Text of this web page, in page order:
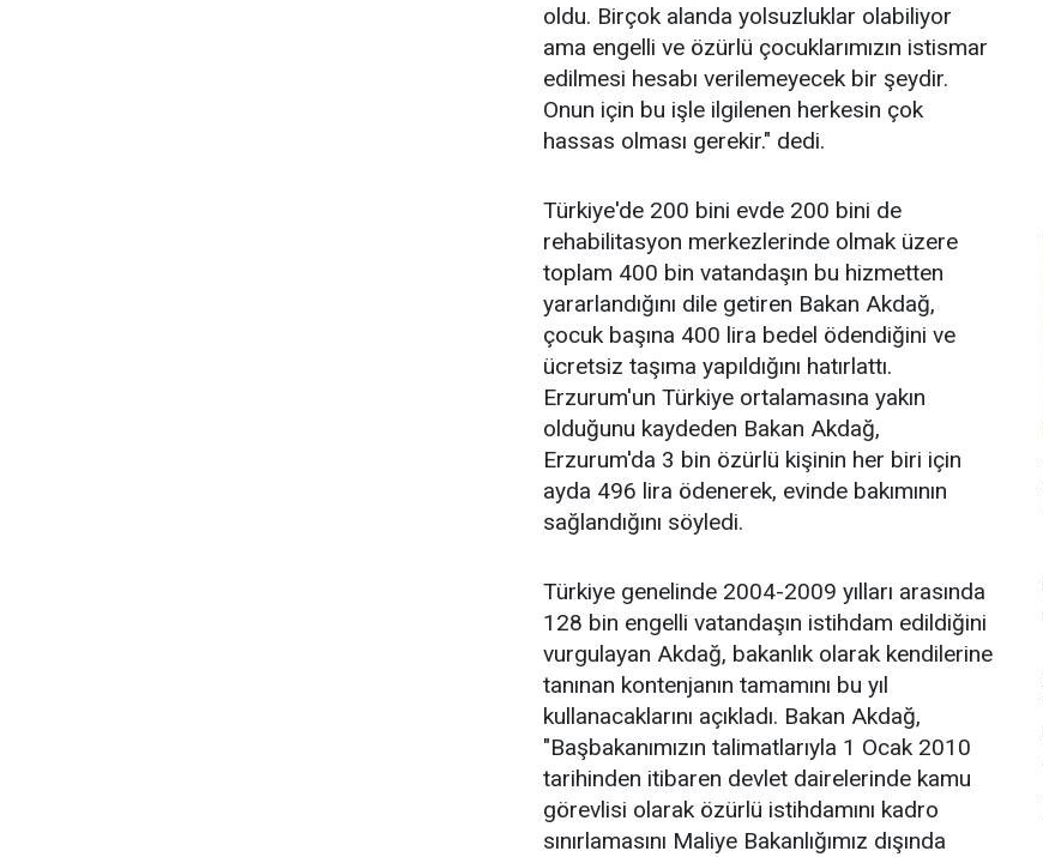
oldu. Birçok alanda yolsuzluklar olabiliyor
ama engelli ve özürlü çocuklarımızın istismar
edilmesi hesabı verilemeyecek bir şeydir.
Onun için bu işle ilgilenen herkesin çok
hassas olması gerekir." dedi.
Türkiye'de 200 bini evde 200 bini de
rehabilitasyon merkezlerinde olmak üzere
toplam 400 bin vatandaşın bu hizmetten
yararlandığını dile getiren Bakan Akdağ,
çocuk başına 400 lira bedel ödendiğini ve
ücretsiz taşıma yapıldığını hatırlattı.
Erzurum'un Türkiye ortalamasına yakın
olduğunu kaydeden Bakan Akdağ,
Erzurum'da 3 bin özürlü kişinin her biri için
ayda 496 lira ödenerek, evinde bakımının
sağlandığını söyledi.
Türkiye genelinde 2004-2009 yılları arasında
128 bin engelli vatandaşın istihdam edildiğini
vurgulayan Akdağ, bakanlık olarak kendilerine
tanınan kontenjanın tamamını bu yıl
kullanacaklarını açıkladı. Bakan Akdağ,
"Başbakanımızın talimatlarıyla 1 Ocak 2010
tarihinden itibaren devlet dairelerinde kamu
görevlisi olarak özürlü istihdamını kadro
sınırlamasını Maliye Bakanlığımız dışında